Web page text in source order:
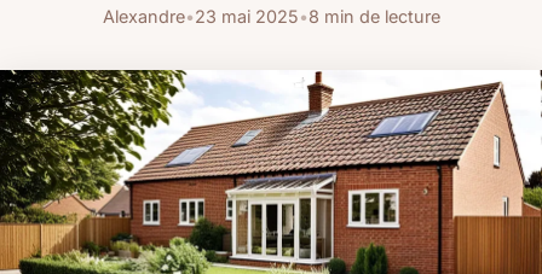
Alexandre•23 mai 2025•8 min de lecture